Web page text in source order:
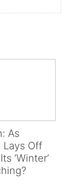
As
Lays Off
‘Winter’